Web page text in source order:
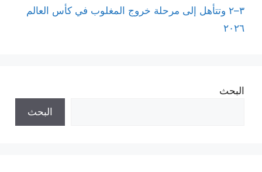
٣–٢ وتتأهل إلى مرحلة خروج المغلوب في كأس العالم
٢٠٢٦
البحث
البحث